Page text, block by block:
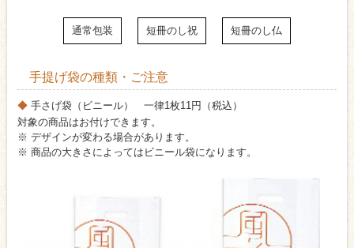
通常包装 短冊のし祝 短冊のし仏
手提げ袋の種類・ご注意
手さげ袋（ビニール） 一律1枚11円（税込）
対象の商品はお付けできます。
※ デザインが変わる場合があります。
※ 商品の大きさによってはビニール袋になります。